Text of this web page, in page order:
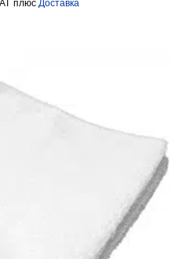
плюс Доставка